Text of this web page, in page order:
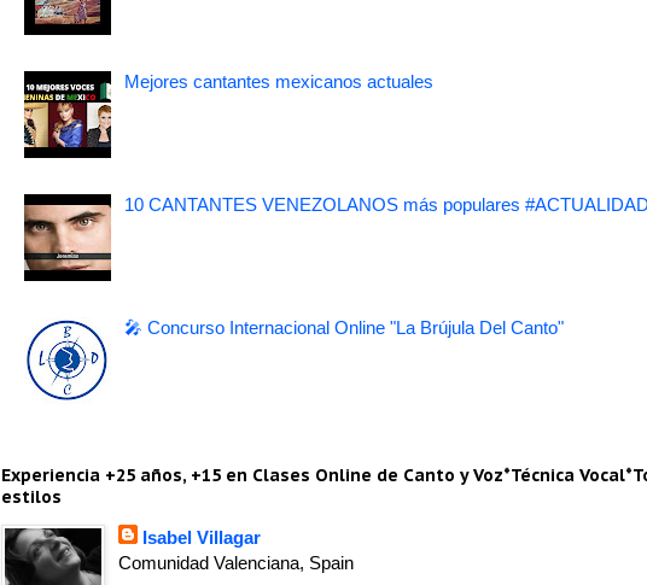
Mejores cantantes mexicanos actuales
10 CANTANTES VENEZOLANOS más populares #ACTUALIDAD
🎤 Concurso Internacional Online "La Brújula Del Canto"
Experiencia +25 años, +15 en Clases Online de Canto y Voz*Técnica
estilos
Isabel Villagar
Comunidad Valenciana, Spain